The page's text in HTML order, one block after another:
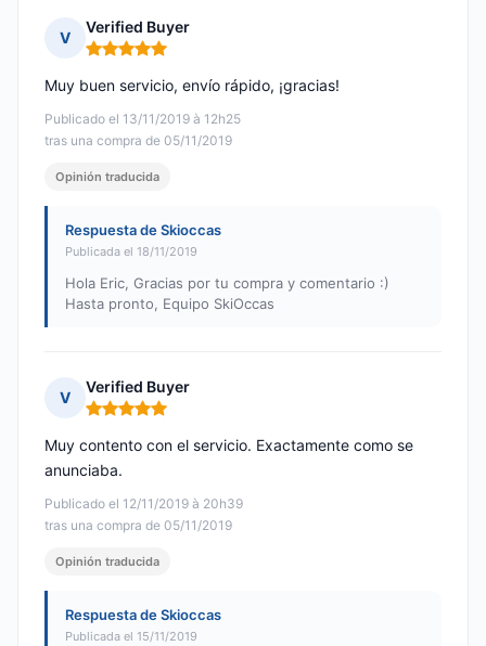
V
Verified Buyer
Nota: 5 de 5
Publicado el 13/11/2019 à 12h25
tras una compra de 05/11/2019
Muy buen servicio, envío rápido, ¡gracias!
Opinión traducida
Respuesta de Skioccas
Publicada el 18/11/2019
Hola Eric, Gracias por tu compra y comentario :)
Hasta pronto, Equipo SkiOccas
V
Verified Buyer
Nota: 5 de 5
Publicado el 12/11/2019 à 20h39
tras una compra de 05/11/2019
Muy contento con el servicio. Exactamente como se
anunciaba.
Opinión traducida
Respuesta de Skioccas
Publicada el 15/11/2019